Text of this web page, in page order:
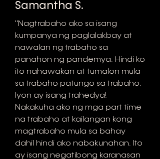
Samantha S.
"Nagtrabaho ako sa isang
kumpanya ng paglalakbay at
nawalan ng trabaho sa
panahon ng pandemya. Hindi ko
ito nahawakan at tumalon mula
sa trabaho patungo sa trabaho.
Iyon ay isang trahedya!
Nakakuha ako ng mga part time
na trabaho at kailangan kong
magtrabaho mula sa bahay
dahil hindi ako nabakunahan. Ito
ay isang negatibong karanasan